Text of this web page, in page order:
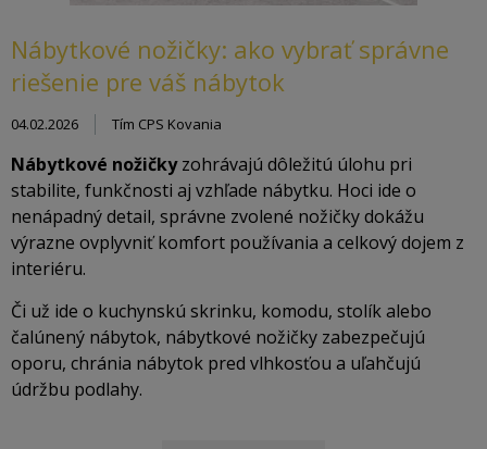
Nábytkové nožičky: ako vybrať správne
riešenie pre váš nábytok
04.02.2026 Tím CPS Kovania
Nábytkové nožičkyzohrávajú dôležitú úlohu pri
stabilite, funkčnosti aj vzhľade nábytku. Hoci ide o
nenápadný detail, správne zvolené nožičky dokážu
výrazne ovplyvniť komfort používania a celkový dojem z
interiéru.
Či už ide o kuchynskú skrinku, komodu, stolík alebo
čalúnený nábytok, nábytkové nožičky zabezpečujú
oporu, chránia nábytok pred vlhkosťou a uľahčujú
údržbu podlahy.